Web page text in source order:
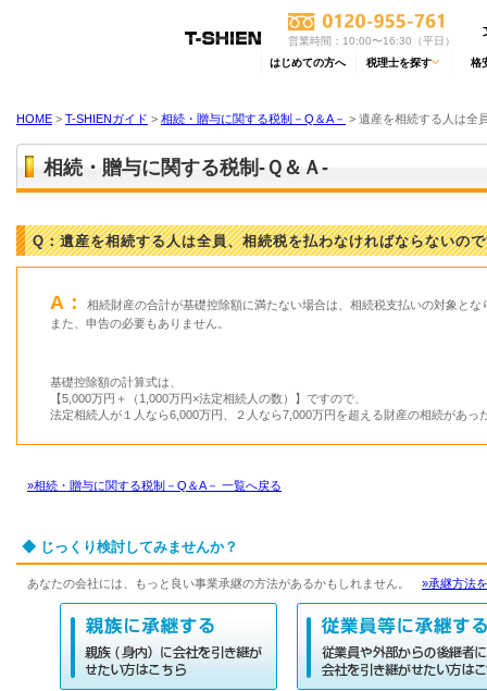
営業時間：10:00〜16:30（平日）
はじめての方へ 税理士を探す 格
HOME > T-SHIENガイド > 相続・贈与に関する税制－Q＆A－ > 遺産を相続する人は全
相続・贈与に関する税制-Ｑ＆Ａ-
Q：遺産を相続する人は全員、相続税を払わなければならないの
A：
相続財産の合計が基礎控除額に満たない場合は、相続税支払いの対象とな
また、申告の必要もありません。
基礎控除額の計算式は、
【5,000万円＋（1,000万円×法定相続人の数）】ですので、
法定相続人が１人なら6,000万円、２人なら7,000万円を超える財産の相続があ
»相続・贈与に関する税制－Q＆A－ 一覧へ戻る
◆ じっくり検討してみませんか？
あなたの会社には、もっと良い事業承継の方法があるかもしれません。 »承継方法